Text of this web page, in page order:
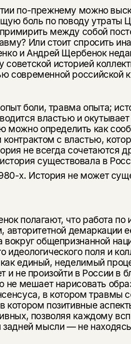
по-прежнему можно
боль по поводу
между собой
Или стоит спросить
и Андрей Щербенок
историей
современной российской
боли, травма опыта;
властью и
можно определить как
с властью,
не всегда сочетаются
существовала в
х. История не может
полагают, что работа
демаркации
вокруг общепризнанной
идеологического поля и
единый, неделимый
и не произойти в России в
не мешает нари­совать
в котором травмы
ко­тором позитивные
позволяя каждому
задней мысли — не